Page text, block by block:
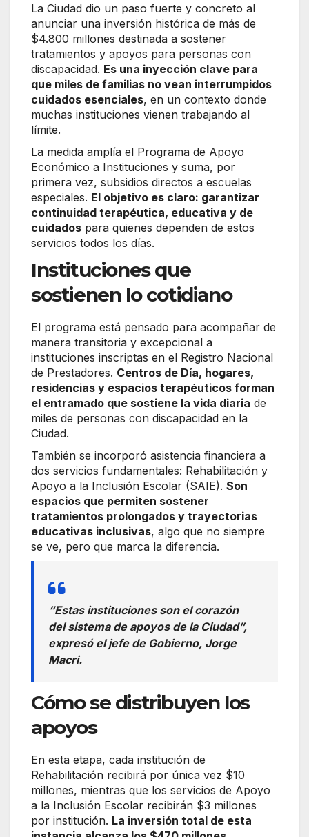
La Ciudad dio un paso fuerte y concreto al
anunciar una inversión histórica de más de
$4.800 millones destinada a sostener
tratamientos y apoyos para personas con
discapacidad. Es una inyección clave para
que miles de familias no vean interrumpidos
cuidados esenciales, en un contexto donde
muchas instituciones vienen trabajando al
límite.
La medida amplía el Programa de Apoyo
Económico a Instituciones y suma, por
primera vez, subsidios directos a escuelas
especiales. El objetivo es claro: garantizar
continuidad terapéutica, educativa y de
cuidados para quienes dependen de estos
servicios todos los días.
Instituciones que
sostienen lo cotidiano
El programa está pensado para acompañar de
manera transitoria y excepcional a
instituciones inscriptas en el Registro Nacional
de Prestadores. Centros de Día, hogares,
residencias y espacios terapéuticos forman
el entramado que sostiene la vida diaria de
miles de personas con discapacidad en la
Ciudad.
También se incorporó asistencia financiera a
dos servicios fundamentales: Rehabilitación y
Apoyo a la Inclusión Escolar (SAIE). Son
espacios que permiten sostener
tratamientos prolongados y trayectorias
educativas inclusivas, algo que no siempre
se ve, pero que marca la diferencia.
“Estas instituciones son el corazón
del sistema de apoyos de la Ciudad”,
expresó el jefe de Gobierno, Jorge
Macri.
Cómo se distribuyen los
apoyos
En esta etapa, cada institución de
Rehabilitación recibirá por única vez $10
millones, mientras que los servicios de Apoyo
a la Inclusión Escolar recibirán $3 millones
por institución. La inversión total de esta